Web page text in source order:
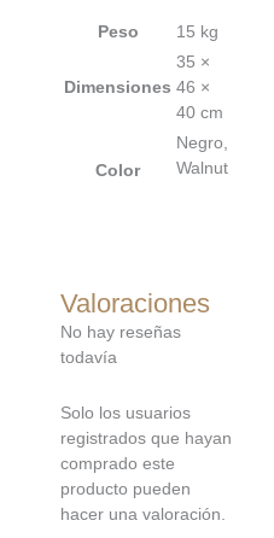
Peso 15 kg
Dimensiones
35 ×
46 ×
40 cm
Color
Negro,
Walnut
Valoraciones
No hay reseñas
todavía
Solo los usuarios
registrados que hayan
comprado este
producto pueden
hacer una valoración.